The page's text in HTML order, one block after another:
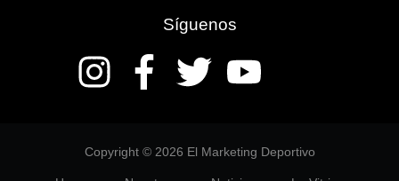
Síguenos
Copyright © 2026 El Marketing Deportivo